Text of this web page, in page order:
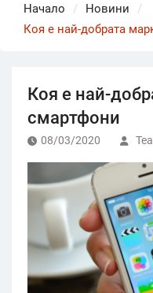
Начало
Новини
Коя е най-добрата
Коя е най-
смартфони
08/03/2020